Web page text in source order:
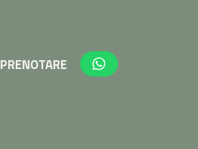
PRENOTARE